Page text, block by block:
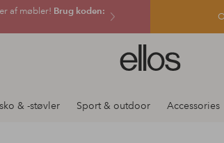
af møbler! Brug koden:
Ellos
logo
gå
& -støvler Sport & outdoor Accessories